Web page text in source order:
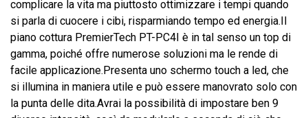
complicare la vita ma piuttosto ottimizzare i tempi quando
si parla di cuocere i cibi, risparmiando tempo ed energia.Il
piano cottura PremierTech PT-PC4I è in tal senso un top di
gamma, poiché offre numerose soluzioni ma le rende di
facile applicazione.Presenta uno schermo touch a led, che
si illumina in maniera utile e può essere manovrato solo con
la punta delle dita.Avrai la possibilità di impostare ben 9